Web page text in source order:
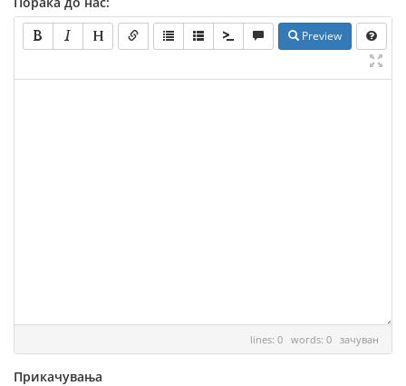
Preview
lines: 0 words: 0 зачуван
Прикачувања